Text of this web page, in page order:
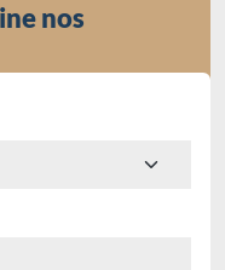
nos